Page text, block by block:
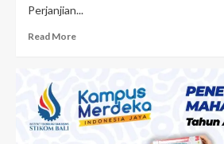
Perjanjian...
Read More